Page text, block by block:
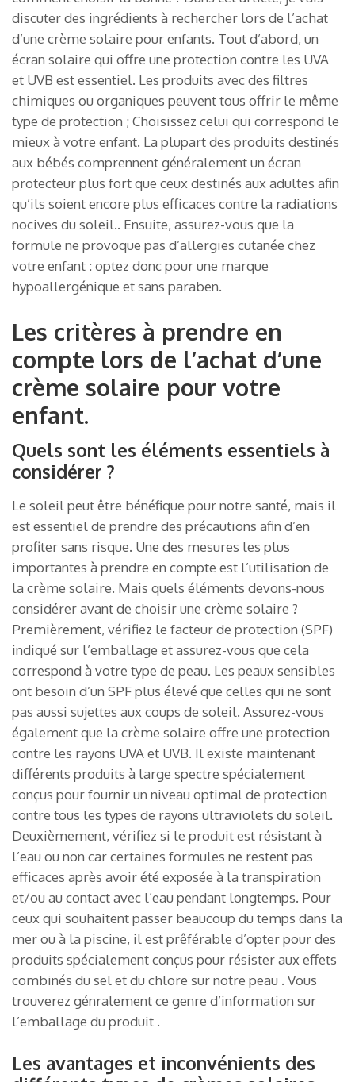
discuter des ingrédients à rechercher lors de l’achat
d’une crème solaire pour enfants. Tout d’abord, un
écran solaire qui offre une protection contre les UVA
et UVB est essentiel. Les produits avec des filtres
chimiques ou organiques peuvent tous offrir le même
type de protection ; Choisissez celui qui correspond le
mieux à votre enfant. La plupart des produits destinés
aux bébés comprennent généralement un écran
protecteur plus fort que ceux destinés aux adultes afin
qu’ils soient encore plus efficaces contre la radiations
nocives du soleil.. Ensuite, assurez-vous que la
formule ne provoque pas d’allergies cutanée chez
votre enfant : optez donc pour une marque
hypoallergénique et sans paraben.
Les critères à prendre en
compte lors de l’achat d’une
crème solaire pour votre
enfant.
Quels sont les éléments essentiels à
considérer ?
Le soleil peut être bénéfique pour notre santé, mais il
est essentiel de prendre des précautions afin d’en
profiter sans risque. Une des mesures les plus
importantes à prendre en compte est l’utilisation de
la crème solaire. Mais quels éléments devons-nous
considérer avant de choisir une crème solaire ?
Premièrement, vérifiez le facteur de protection (SPF)
indiqué sur l’emballage et assurez-vous que cela
correspond à votre type de peau. Les peaux sensibles
ont besoin d’un SPF plus élevé que celles qui ne sont
pas aussi sujettes aux coups de soleil. Assurez-vous
également que la crème solaire offre une protection
contre les rayons UVA et UVB. Il existe maintenant
différents produits à large spectre spécialement
conçus pour fournir un niveau optimal de protection
contre tous les types de rayons ultraviolets du soleil.
Deuxièmement, vérifiez si le produit est résistant à
l’eau ou non car certaines formules ne restent pas
efficaces après avoir été exposée à la transpiration
et/ou au contact avec l’eau pendant longtemps. Pour
ceux qui souhaitent passer beaucoup du temps dans la
mer ou à la piscine, il est prêférable d’opter pour des
produits spécialement conçus pour résister aux effets
combinés du sel et du chlore sur notre peau . Vous
trouverez génralement ce genre d’information sur
l’emballage du produit .
Les avantages et inconvénients des